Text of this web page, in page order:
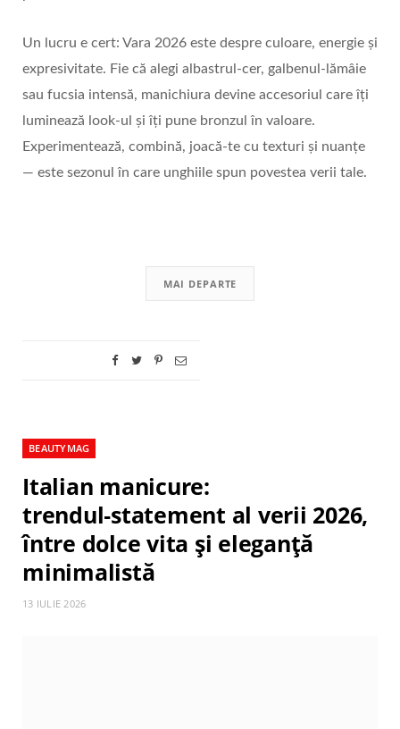
Un lucru e cert: Vara 2026 este despre culoare, energie și
expresivitate. Fie că alegi albastrul‑cer, galbenul‑lămâie
sau fucsia intensă, manichiura devine accesoriul care îți
luminează look-ul și îți pune bronzul în valoare.
Experimentează, combină, joacă-te cu texturi și nuanțe
— este sezonul în care unghiile spun povestea verii tale.
MAI DEPARTE
BEAUTYMAG
Italian manicure:
trendul‑statement al verii 2026,
între dolce vita și eleganță
minimalistă
13 IULIE 2026